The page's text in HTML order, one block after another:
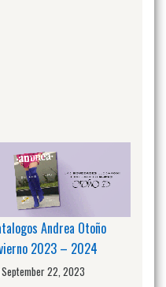
Andrea Otoño
2023 – 2024
September 22, 2023